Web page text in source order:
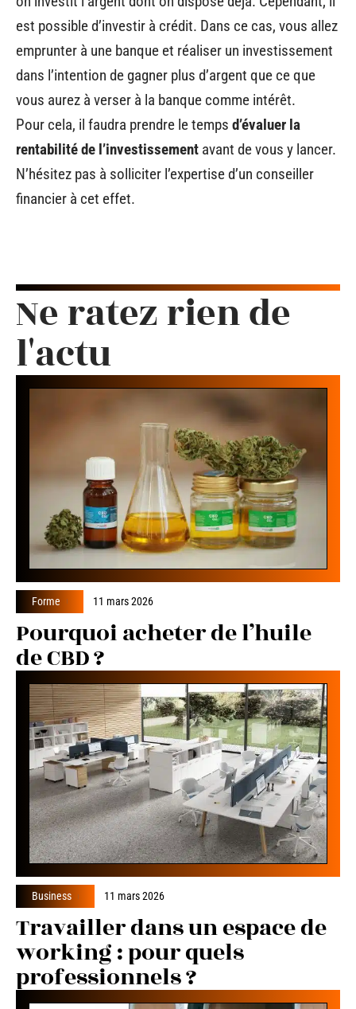
est possible d’investir à crédit. Dans ce cas, vous allez
emprunter à une banque et réaliser un investissement
dans l’intention de gagner plus d’argent que ce que
vous aurez à verser à la banque comme intérêt.
Pour cela, il faudra prendre le temps d’évaluer la
rentabilité de l’investissement avant de vous y lancer.
N’hésitez pas à solliciter l’expertise d’un conseiller
financier à cet effet.
Ne ratez rien de
l'actu
Forme 11 mars 2026
Pourquoi acheter de l’huile
de CBD ?
Business 11 mars 2026
Travailler dans un espace de
working : pour quels
professionnels ?